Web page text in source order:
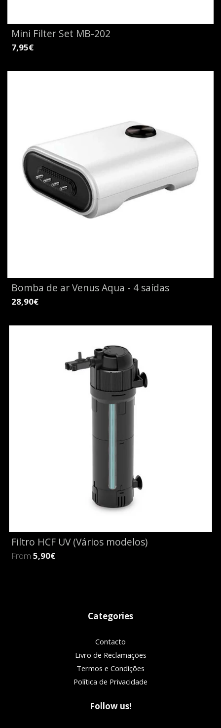
Mini Filter Set MB-202
7,95€
Bomba de ar Venus Aqua - 4 saídas
28,90€
Filtro HCF UV (Vários modelos)
From 5,90€
Categories
Contacto
Livro de Reclamações
Termos e Condições
Política de Privacidade
Follow us!